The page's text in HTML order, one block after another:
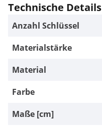
Technische Details
Anzahl Schlüssel
Materialstärke
Material
Farbe
Maße [cm]